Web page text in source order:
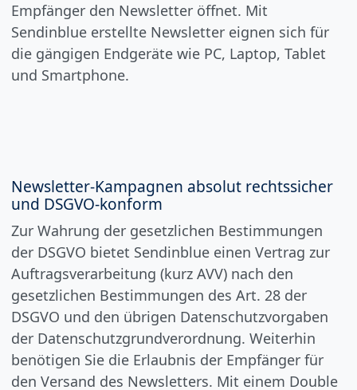
Empfänger den Newsletter öffnet. Mit
Sendinblue erstellte Newsletter eignen sich für
die gängigen Endgeräte wie PC, Laptop, Tablet
und Smartphone.
Newsletter-Kampagnen absolut rechtssicher
und DSGVO-konform
Zur Wahrung der gesetzlichen Bestimmungen
der DSGVO bietet Sendinblue einen Vertrag zur
Auftragsverarbeitung (kurz AVV) nach den
gesetzlichen Bestimmungen des Art. 28 der
DSGVO und den übrigen Datenschutzvorgaben
der Datenschutzgrundverordnung. Weiterhin
benötigen Sie die Erlaubnis der Empfänger für
den Versand des Newsletters. Mit einem Double